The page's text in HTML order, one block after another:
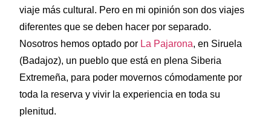
viaje más cultural. Pero en mi opinión son dos viajes
diferentes que se deben hacer por separado.
Nosotros hemos optado por La Pajarona, en Siruela
(Badajoz), un pueblo que está en plena Siberia
Extremeña, para poder movernos cómodamente por
toda la reserva y vivir la experiencia en toda su
plenitud.